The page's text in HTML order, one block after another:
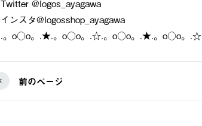
Twitter @logos_ayagawa
インスタ@logosshop_ayagawa
.。o○o。.★.。o○o。.☆.。o○o。.★.。o○o。.☆
前のページ